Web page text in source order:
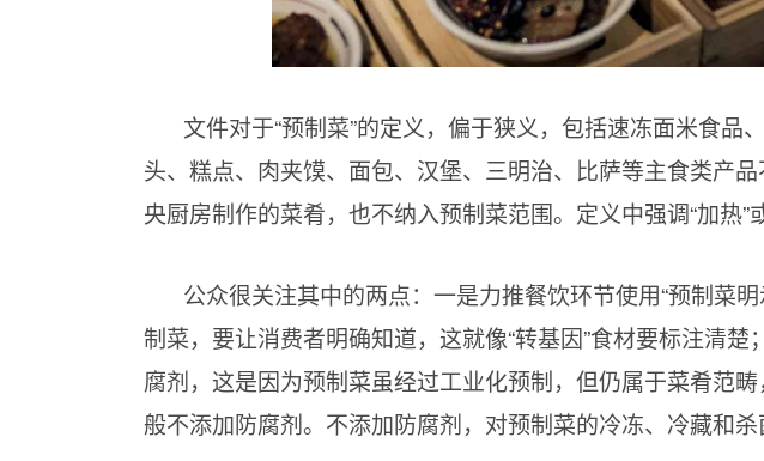
文件对于“预制菜”的定义，偏于狭义，包括速冻面米食品
头、糕点、肉夹馍、面包、汉堡、三明治、比萨等主食类产
央厨房制作的菜肴，也不纳入预制菜范围。定义中强调“加热”
公众很关注其中的两点：一是力推餐饮环节使用“预制菜
制菜，要让消费者明确知道，这就像“转基因”食材要标注清
腐剂，这是因为预制菜虽经过工业化预制，但仍属于菜肴范
般不添加防腐剂。不添加防腐剂，对预制菜的冷冻、冷藏和杀